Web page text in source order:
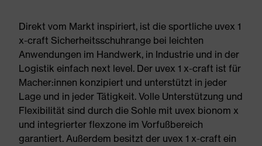
Direkt vom Markt inspiriert, ist die sportliche uvex 1
x-craft Sicherheitsschuhrange bei leichten
Anwendungen im Handwerk, in Industrie und in der
Logistik einfach next level. Der uvex 1 x-craft ist für
Macher:innen konzipiert und unterstützt in jeder
Lage und in jeder Tätigkeit. Volle Unterstützung und
Flexibilität sind durch die Sohle mit uvex bionom x
und integrierter flexzone im Vorfußbereich
garantiert. Außerdem besitzt der uvex 1 x-craft ein